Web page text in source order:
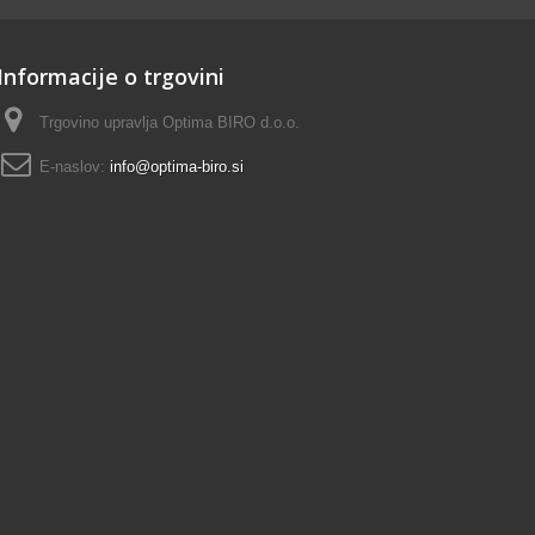
Informacije o trgovini
Trgovino upravlja Optima BIRO d.o.o.
E-naslov: info@optima-biro.si